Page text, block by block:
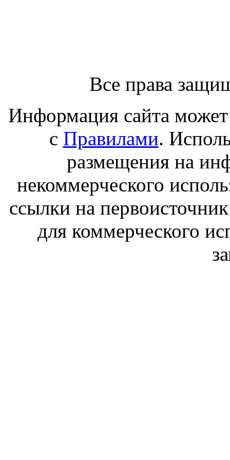
Все права
Информация сайта может
с Правилами.
размещения на
некоммерческого
ссылки на
для коммерческого